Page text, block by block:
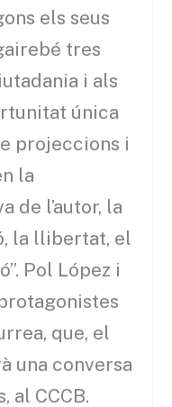
els seus
tres
i als
única
projeccions i
la
de l’autor, la
la llibertat, el
Pol López i
que, el
una conversa
al CCCB.